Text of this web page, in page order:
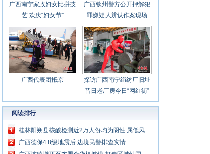
广西南宁家政妇女比拼技
艺 欢庆“妇女节”
广西钦州警方公开押解犯
罪嫌疑人辨认作案现场
广西代表团抵京
探访广西南宁绢纺厂旧址
昔日老厂房今日“网红街”
阅读排行
桂林阳朔县核酸检测近2万人份均为阴性 属低风
险地区
广西德保4.8级地震后 边境民警排查灾情